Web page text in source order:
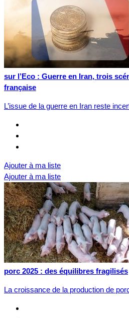
sur l’Eco : Guerre en Iran, trois
française
L’issue de la guerre en Iran reste
Ajouter à ma liste
Ajouter à ma liste
porc 2025 : des équilibres fragilisés
La croissance de la production de